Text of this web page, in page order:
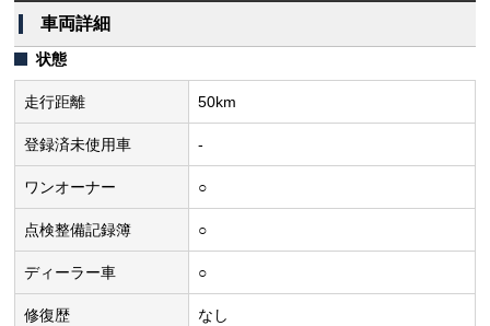
車両詳細
状態
走行距離 50km
登録済未使用車 -
ワンオーナー ○
点検整備記録簿 ○
ディーラー車 ○
修復歴 なし